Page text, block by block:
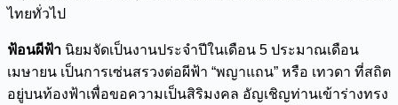
ไทยทั่วไป
ฟ้อนผีฟ้า นิยมจัดเป็นงานประจำปีในเดือน 5 ประมาณเดือน
เมษายน เป็นการเซ่นสรวงต่อผีฟ้า “พญาแถน” หรือ เทวดา ที่สถิต
อยู่บนท้องฟ้าเพื่อขอความเป็นสิริมงคล อัญเชิญท่านเข้าร่างทรง